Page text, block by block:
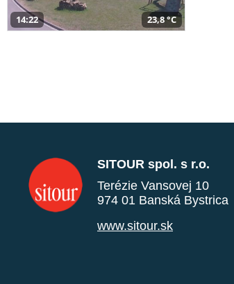
14:22 23,8 °C
SITOUR spol. s r.o.
Terézie Vansovej 10
974 01 Banská Bystrica
www.sitour.sk